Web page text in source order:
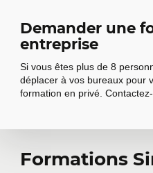
Demander une
entreprise
Si vous êtes plus de 8
déplacer à vos bureaux pour
formation en privé.
Formations